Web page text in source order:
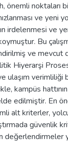
önemli noktaları
ve yeni
irdelenmesi ve
Bu
ve mevcut
Hiyerarşi
ulaşım verimliliği
kampüs
edilmiştir. En
alt kriterler,
güvenlik
değerlendirmeler